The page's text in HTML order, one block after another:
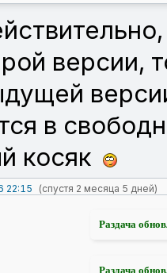
версии,
в
косяк
22:15 (спустя 2 месяца 5 дней)
Раздача
Раздача